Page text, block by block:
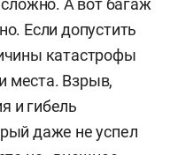
сложно. А вот багаж
Если допустить
катастрофы
места. Взрыв,
и гибель
даже не успел